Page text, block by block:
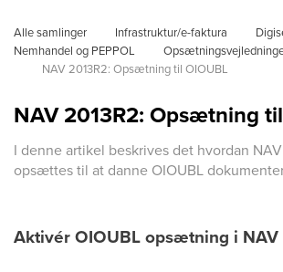
Alle samlinger Infrastruktur/e-faktura
Nemhandel og PEPPOL
NAV 2013R2: Opsætning til OIOUBL
NAV 2013R2: Opsætning
I denne artikel beskrives det hvordan
opsættes til at danne OIOUBL
Aktivér OIOUBL opsætning i NAV